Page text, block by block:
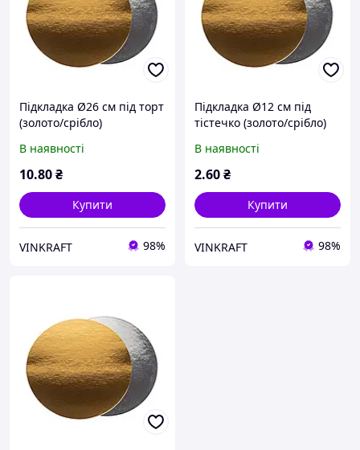
Підкладка Ø26 см під торт
(золото/срібло)
В наявності
10.80₴
Купити
VINKRAFT 98%
Підкладка Ø12 см під
тістечко (золото/срібло)
В наявності
2.60₴
Купити
VINKRAFT 98%